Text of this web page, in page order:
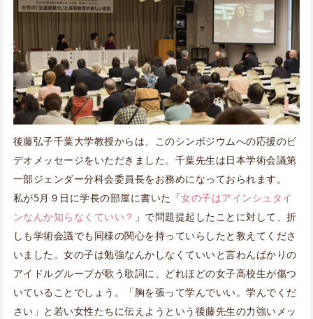
後藤弘子千葉大学教授からは、このシンポジウムへの応援のビ
デオメッセージをいただきました。千葉先生は日本学術会議第
一部ジェンダー分科会委員長をお務めになっておられます。
私が5月９日に学長の部屋に書いた「女の子はアインシュタイ
ンなんか知らなくていい？ 」で問題提起したことに対して、折
しも学術会議でも同様の関心を持っていらしたと教えてくださ
いました。女の子は勉強なんかしなくていいと言わんばかりの
アイドルグループが歌う歌詞に、どれほどの女子高校生が傷つ
いていることでしょう。「胸を張って学んでいい。学んでくだ
さい」と若い女性たちに伝えようという後藤先生の力強いメッ